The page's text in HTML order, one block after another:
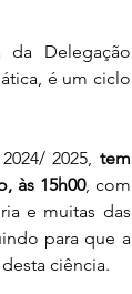
da Delegação
é um ciclo
2025, tem
às 15h00, com
e muitas das
para que a
ciência.